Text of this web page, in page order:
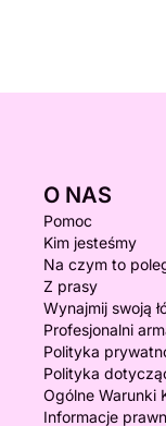
O NAS
Pomoc
Kim jesteśmy
Na czym to
Z prasy
Wynajmij swoją
Profesjonalni
Polityka
Polityka
Ogólne Warunki
Informacje